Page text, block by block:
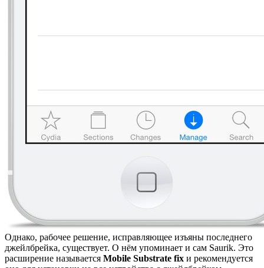
Однако, рабочее решение, исправляющее изъяны последнего
джейлбрейка, существует. О нём упоминает и сам Saurik. Это
расширение называется Mobile Substrate fix и рекомендуется